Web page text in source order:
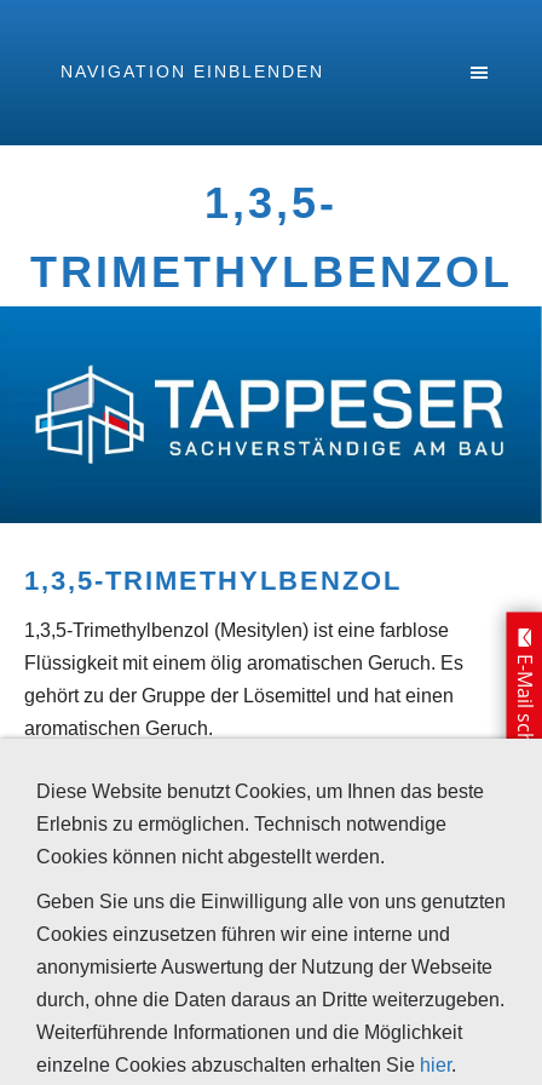
NAVIGATION EINBLENDEN
1,3,5-
TRIMETHYLBENZOL
1,3,5-TRIMETHYLBENZOL
1,3,5-Trimethylbenzol (Mesitylen) ist eine farblose
Flüssigkeit mit einem ölig aromatischen Geruch. Es
gehört zu der Gruppe der Lösemittel und hat einen
aromatischen Geruch.
und Harze und als Textilhilfsmittel verwendet. Es kommt
auch in Benzinfraktionen (z. B. Petroleum) und
Summenformel
Alternative
Bezeichnungen
C₉H₁₂
- Mesitylen
- sym.-Trimethylbenzol
E-Mail schreiben
Diese Website benutzt Cookies, um Ihnen das beste
Erlebnis zu ermöglichen. Technisch notwendige
Cookies können nicht abgestellt werden.
Geben Sie uns die Einwilligung alle von uns genutzten
Cookies einzusetzen führen wir eine interne und
anonymisierte Auswertung der Nutzung der Webseite
durch, ohne die Daten daraus an Dritte weiterzugeben.
Weiterführende Informationen und die Möglichkeit
einzelne Cookies abzuschalten erhalten Sie hier.